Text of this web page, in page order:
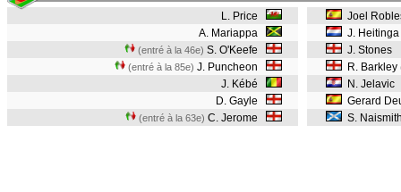
L. Price
A. Mariappa
(entré à la 46e) S. O'Keefe
(entré à la 85e) J. Puncheon
J. Kébé
D. Gayle
(entré à la 63e) C. Jerome
Joel
J. Heitinga
J. Stones
R. Barkley
N. Jelavic
Gerard
S.